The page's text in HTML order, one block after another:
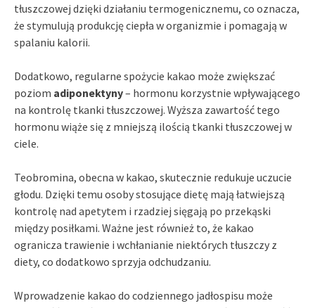
tłuszczowej dzięki działaniu termogenicznemu, co oznacza,
że stymulują produkcję ciepła w organizmie i pomagają w
spalaniu kalorii.
Dodatkowo, regularne spożycie kakao może zwiększać
poziom adiponektyny– hormonu korzystnie wpływającego
na kontrolę tkanki tłuszczowej. Wyższa zawartość tego
hormonu wiąże się z mniejszą ilością tkanki tłuszczowej w
ciele.
Teobromina, obecna w kakao, skutecznie redukuje uczucie
głodu. Dzięki temu osoby stosujące dietę mają łatwiejszą
kontrolę nad apetytem i rzadziej sięgają po przekąski
między posiłkami. Ważne jest również to, że kakao
ogranicza trawienie i wchłanianie niektórych tłuszczy z
diety, co dodatkowo sprzyja odchudzaniu.
Wprowadzenie kakao do codziennego jadłospisu może